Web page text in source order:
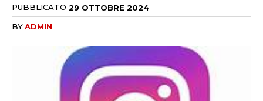
PUBBLICATO 29 OTTOBRE 2024
BYADMIN